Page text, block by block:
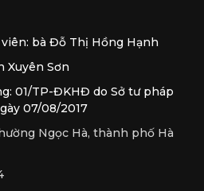
bà Đỗ Thị Hồng Hạnh
Xuyên Sơn
01/TP-ĐKHĐ do Sở tư pháp
07/08/2017
Ngọc Hà, thành phố Hà